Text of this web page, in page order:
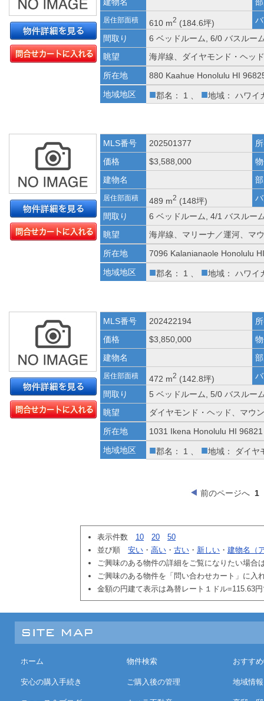
居住部面積 610 m2 (184.6坪)
間取り
6 ベッドルーム, 6/0 バスルー
眺望
海岸線、ダイヤモンド・ヘッ
所在地
880 Kaahue Honolulu HI
地域地区
■郡名： 1 、 ■地域： ハワイ
MLS番号 202501377
価格
$3,588,000
建物名
居住部面積 489 m2 (148坪)
間取り
6 ベッドルーム, 4/1 バスルー
眺望
海岸線、マリーナ／運河、マ
所在地
7096 Kalanianaole Honolulu
地域地区
■郡名： 1 、 ■地域： ハワイ
MLS番号 202422194
価格
$3,850,000
建物名
居住部面積 472 m2 (142.8坪)
間取り
5 ベッドルーム, 5/0 バスルー
眺望
ダイヤモンド・ヘッド、マウ
所在地
1031 Ikena Honolulu HI 96821
地域地区
■郡名： 1 、 ■地域： ダイヤ
前のページへ 1
表示件数 10 20
50
並び順 安い ・ 高い ・ 古い ・ 新しい ・ 建物名（
ご興味のある物件の詳細をご覧になりたい場合
ご興味のある物件を「問い合わせカート」に入
金額の円建て表示は為替レート１ドル=115.63
ホーム 物件検索 おすす
安心の購入手続き ご購入後の管理 地域情報